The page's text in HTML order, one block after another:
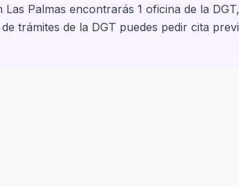
Palmas encontrarás 1 oficina de la
trámites de la DGT puedes pedir cita